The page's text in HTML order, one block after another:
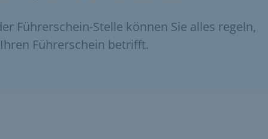
Führerschein-Stelle können Sie alles regeln,
Führerschein betrifft.